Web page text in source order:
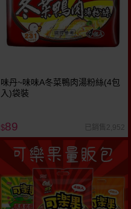
味丹~味味A冬菜鴨肉湯粉絲(4包
入)袋裝
$89 已銷售2,952